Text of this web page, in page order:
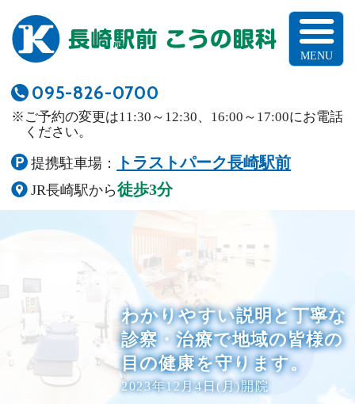
長崎駅前こう
095-826-0700
※ご予約の変更は11:30～12:30、16:00～17:00にお電話
ください。
提携駐車場： トラストパーク長崎駅前
JR長崎駅から徒歩3分
わかりやすい説明と丁寧な
診察・治療で地域の皆様の
目の健康を守ります。
2023年12月4日(月)開院